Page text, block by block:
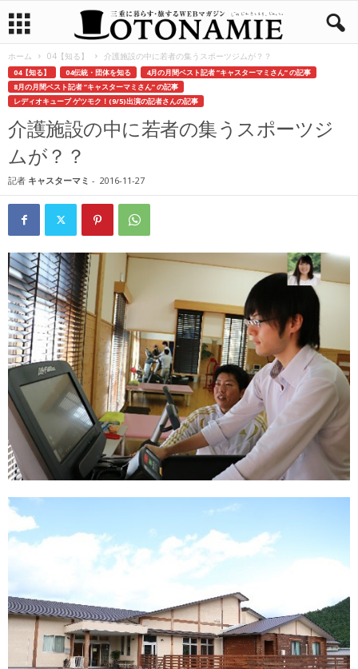
ホーム 04【知る】 介護施設の中に若者の集うスポーツジムが？？
04【知る】 04伝統・団体を知る
4月の月間ベスト記者 ”キャスターマミさん” の記事
8月の月間ベスト記者 ”キャスターマミさん” の記事
レディオキューブ ゲツモク！(9/5)出演の記者さんの記事
介護施設の中に若者の集うスポーツジ
ムが？？
記者 キャスターマミ - 2016-11-27